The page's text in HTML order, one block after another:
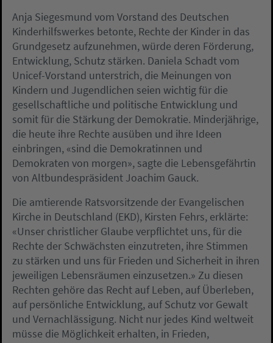
Anja Siegesmund vom Vorstand des Deutschen
Kinderhilfswerkes betonte, Rechte der Kinder in das
Grundgesetz aufzunehmen, würde deren Förderung,
Entwicklung, Schutz stärken. Daniela Schadt vom
Unicef-Vorstand unterstrich, die Meinungen von
Kindern und Jugendlichen seien wichtig für die
gesellschaftliche und politische Entwicklung und
somit für die Stärkung der Demokratie. Minderjährige,
die heute ihre Rechte ausüben und ihre Ideen
einbringen, «sind die Demokratinnen und
Demokraten von morgen», sagte die Lebensgefährtin
von Altbundespräsident Joachim Gauck.
Die amtierende Ratsvorsitzende der Evangelischen
Kirche in Deutschland (EKD), Kirsten Fehrs, erklärte:
«Unser christlicher Glaube verpflichtet uns, für die
Rechte der Schwächsten einzutreten, ihre Stimmen
zu stärken und uns für Frieden und Sicherheit in ihren
jeweiligen Lebensräumen einzusetzen.» Zu diesen
Rechten gehöre das Recht auf Leben, auf Überleben,
auf persönliche Entwicklung, auf Schutz vor Gewalt
und Vernachlässigung. Nicht nur jedes Kind weltweit
müsse die Möglichkeit erhalten, in Frieden,